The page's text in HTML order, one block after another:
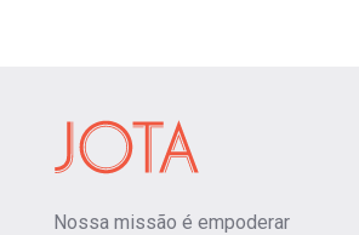
Nossa missão é empoderar